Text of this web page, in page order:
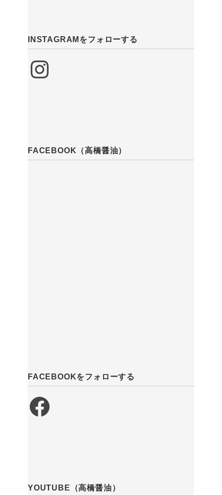
INSTAGRAMをフォローする
Instagram
FACEBOOK（高橋醤油）
FACEBOOKをフォローする
Facebook
YOUTUBE（高橋醤油）